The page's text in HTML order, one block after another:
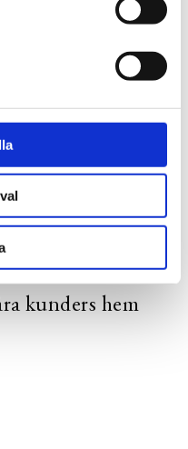
eller beställningsvaror
kunders hem